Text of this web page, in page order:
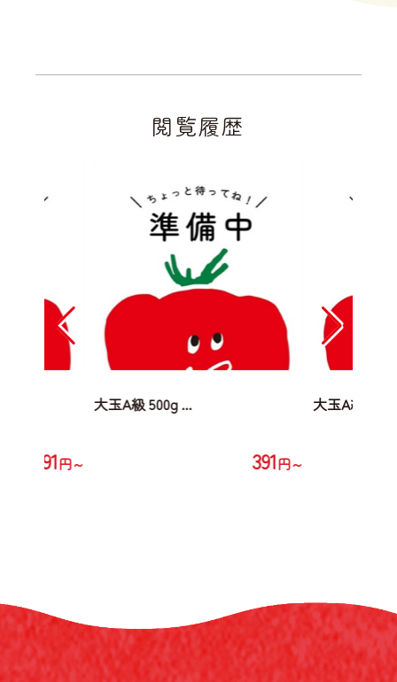
閲覧履歴
391円～
大玉A級 500g ...
391円～
大玉A級